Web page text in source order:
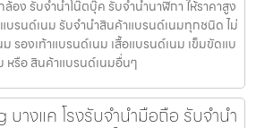
อง รับจำนำโน๊ตบุ๊ค รับจำนำนาฬิกา ให้ราคาสูง
บรนด์เนม รับจำนำสินค้าแบรนด์เนมทุกชนิด ไม่
ม รองเท้าแบรนด์เนม เสื้อแบรนด์เนม เข็มขัดแบ
หรือ สินค้าแบรนด์เนมอื่นๆ
างแค โรงรับจำนำมือถือ รับจำนำ